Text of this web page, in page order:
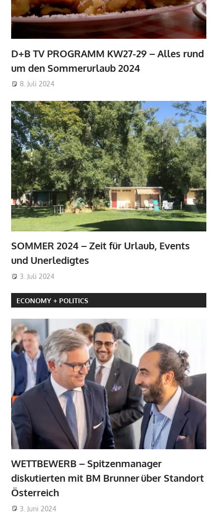
D+B TV PROGRAMM KW27-29 – Alles rund
um den Sommerurlaub 2024
8. Juli 2024
SOMMER 2024 – Zeit für Urlaub, Events
und Unerledigtes
3. Juli 2024
ECONOMY + POLITICS
WETTBEWERB – Spitzenmanager
diskutierten mit BM Brunner über Standort
Österreich
3. Juni 2024